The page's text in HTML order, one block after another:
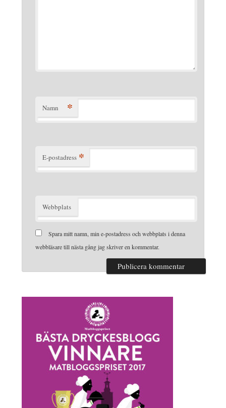
Namn *
E-postadress *
Webbplats
Spara mitt namn, min e-postadress och webbplats i denna
webbläsare till nästa gång jag skriver en kommentar.